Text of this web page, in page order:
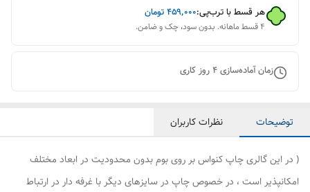
هر قسط با ترب‌پی:۴۵۹٬۰۰۰تومان
۴ قسط ماهانه. بدون سود، چک و ضامن.
زمان آماده‌سازی4روز کاری
توضیحات نظرات کاربران
( در این گالری چاپ کنواس بر روی بوم بدون محدودیت در ابعاد مختلف
امکانپذیر است ، در خصوص چاپ در سایزهای دیگر با غرفه دار در ارتباط